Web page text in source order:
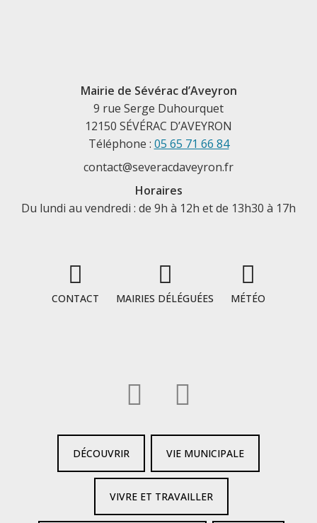
Mairie de Sévérac d’Aveyron
9 rue Serge Duhourquet
12150 SÉVÉRAC D’AVEYRON
Téléphone : 05 65 71 66 84
contact@severacdaveyron.fr
Horaires
Du lundi au vendredi : de 9h à 12h et de 13h30 à 17h
CONTACT MAIRIES DÉLÉGUÉES MÉTÉO
DÉCOUVRIR VIE MUNICIPALE
VIVRE ET TRAVAILLER